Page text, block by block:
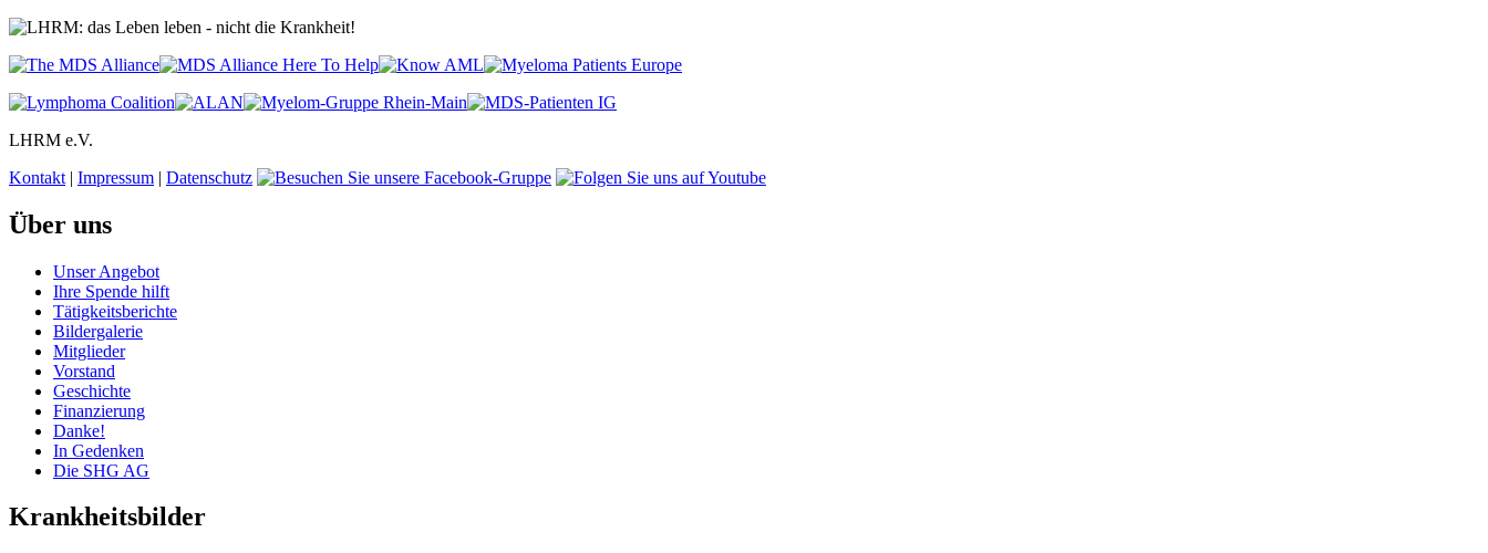
LHRM e.V.
Kontakt | Impressum | Datenschutz
Über uns
Unser Angebot
Ihre Spende hilft
Tätigkeitsberichte
Bildergalerie
Mitglieder
Vorstand
Geschichte
Finanzierung
Danke!
In Gedenken
Die SHG AG
Krankheitsbilder